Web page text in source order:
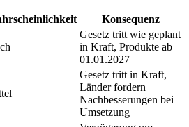
Konsequenz
Gesetz tritt wie geplant
in Kraft, Produkte ab
01.01.2027
Gesetz tritt in Kraft,
Länder fordern
Nachbesserungen bei
Umsetzung